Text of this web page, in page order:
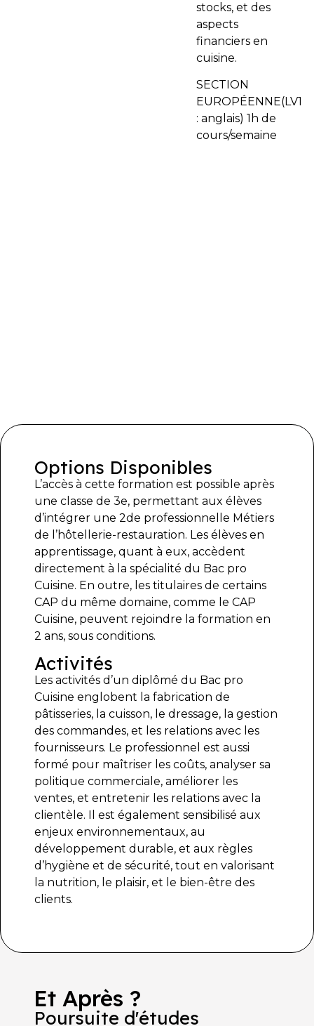
stocks, et des
aspects
financiers en
cuisine.
SECTION
EUROPÉENNE(LV1
: anglais) 1h de
cours/semaine
Options Disponibles
L’accès à cette formation est possible après
une classe de 3e, permettant aux élèves
d’intégrer une 2de professionnelle Métiers
de l’hôtellerie-restauration. Les élèves en
apprentissage, quant à eux, accèdent
directement à la spécialité du Bac pro
Cuisine. En outre, les titulaires de certains
CAP du même domaine, comme le CAP
Cuisine, peuvent rejoindre la formation en
2 ans, sous conditions.
Activités
Les activités d’un diplômé du Bac pro
Cuisine englobent la fabrication de
pâtisseries, la cuisson, le dressage, la gestion
des commandes, et les relations avec les
fournisseurs. Le professionnel est aussi
formé pour maîtriser les coûts, analyser sa
politique commerciale, améliorer les
ventes, et entretenir les relations avec la
clientèle. Il est également sensibilisé aux
enjeux environnementaux, au
développement durable, et aux règles
d’hygiène et de sécurité, tout en valorisant
la nutrition, le plaisir, et le bien-être des
clients.
Et Après ?
Poursuite d'études